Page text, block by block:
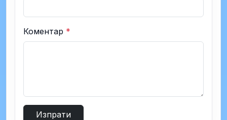
Коментар *
Изпрати